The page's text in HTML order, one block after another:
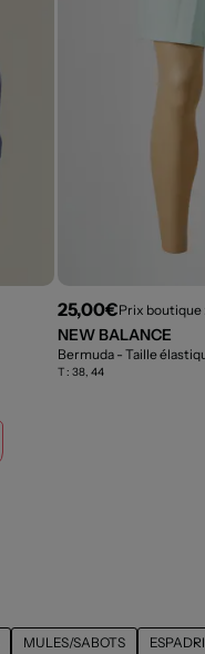
25,00€Prix boutique
NEW BALANCE
Bermuda - Taille
T :38, 44
MULES/SABOTS